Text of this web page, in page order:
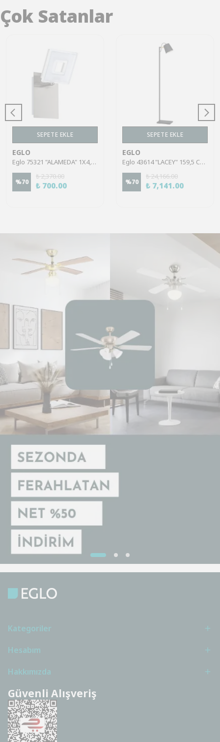
Çok Satanlar
SEPETE EKLE
EGLO
Eglo 75321 "ALAMEDA" 1X4,5W Çelik Nikel Mat Sıva Üstü Spot
%70
₺ 2,370.00
₺ 700.00
SEPETE EKLE
EGLO
Eglo 43614 "LACEY" 159,5 Cm Yüksekliğinde Çelik, Ahşap Köşe Lambası Lambader
%70
₺ 24,166.00
₺ 7,141.00
Kategoriler
Hesabım
Hakkımızda
Güvenli Alışveriş